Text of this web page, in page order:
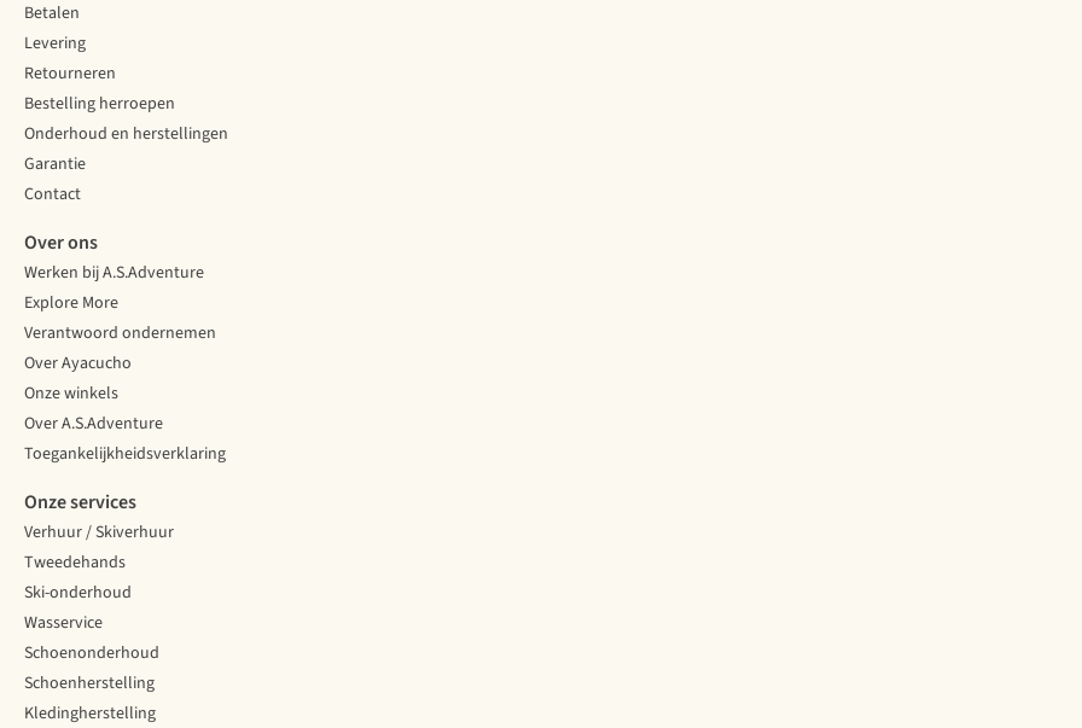
Betalen
Levering
Retourneren
Bestelling herroepen
Onderhoud en herstellingen
Garantie
Contact
Over ons
Werken bij A.S.Adventure
Explore More
Verantwoord ondernemen
Over Ayacucho
Onze winkels
Over A.S.Adventure
Toegankelijkheidsverklaring
Onze services
Verhuur / Skiverhuur
Tweedehands
Ski-onderhoud
Wasservice
Schoenonderhoud
Schoenherstelling
Kledingherstelling